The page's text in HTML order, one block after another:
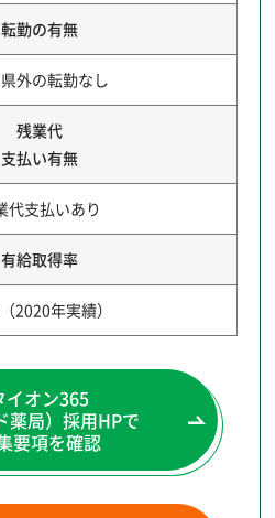
転勤の有無
外の転勤なし
残業代
支払い有無
代支払いあり
有給取得率
2020年実績）
イオン365
薬局） 採用HPで
要項を確認